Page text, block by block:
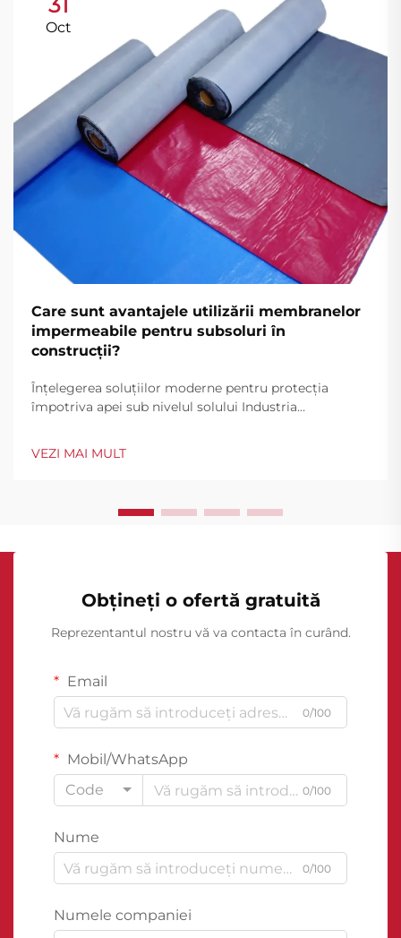
Oct
Care sunt avantajele utilizării membranelor
impermeabile pentru subsoluri în
construcții?
Înțelegerea soluțiilor moderne pentru protecția
împotriva apei sub nivelul solului Industria
impermeabilizare a subsolurilor devenind un pilon
VEZI MAI MULT
Obțineți o ofertă gratuită
Reprezentantul nostru vă va contacta în curând.
Email
0/100
Mobil/WhatsApp
Code
0/100
Nume
0/100
Numele companiei